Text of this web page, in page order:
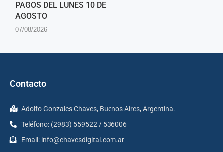
PAGOS DEL LUNES 10 DE
AGOSTO
07/08/2026
Contacto
Adolfo Gonzales Chaves, Buenos Aires, Argentina.
Teléfono: (2983) 559522 / 536006
Email: info@chavesdigital.com.ar